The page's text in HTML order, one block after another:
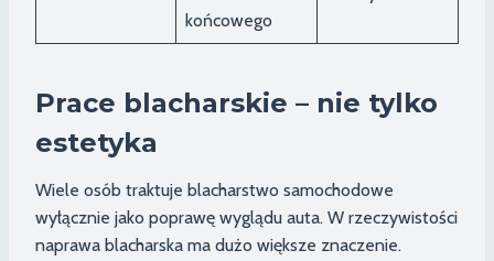
końcowego
Prace blacharskie – nie tylko
estetyka
Wiele osób traktuje blacharstwo samochodowe
wyłącznie jako poprawę wyglądu auta. W rzeczywistości
naprawa blacharska ma dużo większe znaczenie.